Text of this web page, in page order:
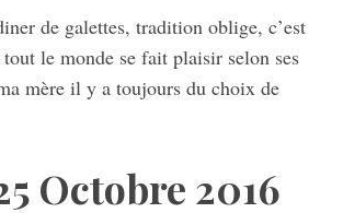
de galettes, tradition oblige, c’est
le monde se fait plaisir selon ses
mère il y a toujours du choix de
Octobre 2016